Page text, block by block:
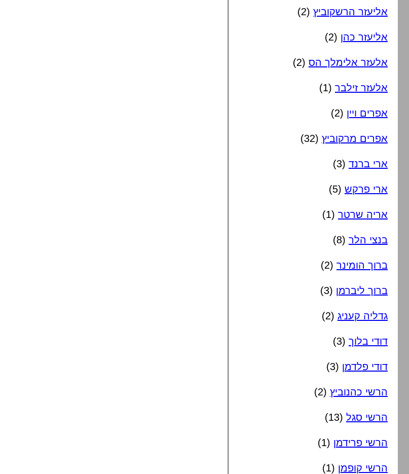
אליעזר הרשקוביץ (2)
אליעזר כהן (2)
אלעזר אלימלך הס (2)
אלעזר זילבר (1)
אפרים ויין (2)
אפרים מרקוביץ (32)
ארי ברנד (3)
ארי פרקש (5)
אריה שרטר (1)
בנצי הלר (8)
ברוך הומינר (2)
ברוך ליברמן (3)
גדליה קעניג (2)
דודי בלוך (3)
דודי פלדמן (3)
הרשי כהנוביץ (2)
הרשי סגל (13)
הרשי פרידמן (1)
הרשי קופמן (1)